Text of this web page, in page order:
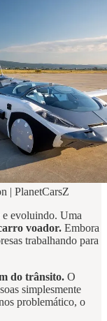
| PlanetCarsZ
e evoluindo. Uma
voador. Embora
trabalhando para
do trânsito. O
simplesmente
problemático, o